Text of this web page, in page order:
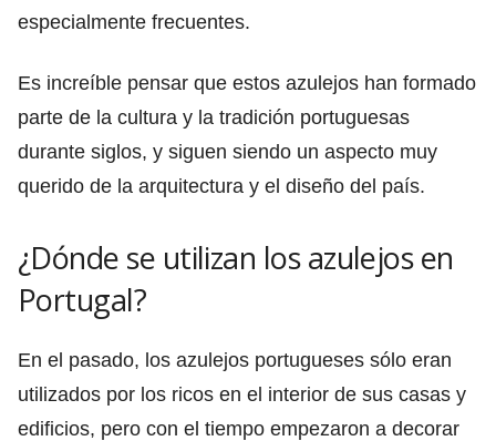
especialmente frecuentes.
Es increíble pensar que estos azulejos han formado
parte de la cultura y la tradición portuguesas
durante siglos, y siguen siendo un aspecto muy
querido de la arquitectura y el diseño del país.
¿Dónde se utilizan los azulejos en
Portugal?
En el pasado, los azulejos portugueses sólo eran
utilizados por los ricos en el interior de sus casas y
edificios, pero con el tiempo empezaron a decorar